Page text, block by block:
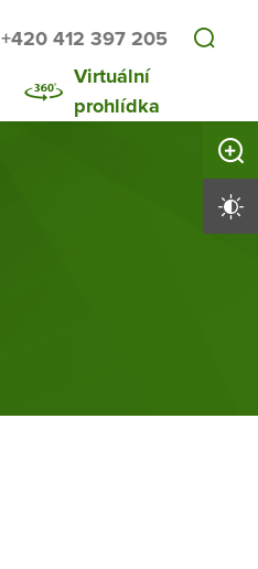
+420 412 397 205
Virtuální
prohlídka